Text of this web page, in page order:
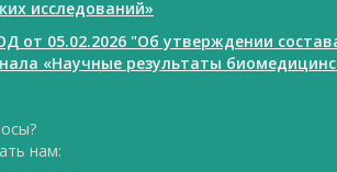
исследований»
от 05.02.2026 "Об утверждении
«Научные результаты
нам: